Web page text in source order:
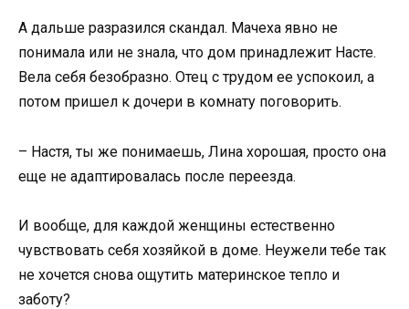
А дальше разразился скандал. Мачеха явно не
понимала или не знала, что дом принадлежит Насте.
Вела себя безобразно. Отец с трудом ее успокоил, а
потом пришел к дочери в комнату поговорить.
– Настя, ты же понимаешь, Лина хорошая, просто она
еще не адаптировалась после переезда.
И вообще, для каждой женщины естественно
чувствовать себя хозяйкой в доме. Неужели тебе так
не хочется снова ощутить материнское тепло и
заботу?